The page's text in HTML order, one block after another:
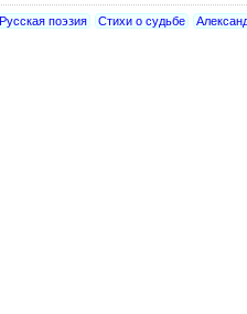
Русская поэзия Стихи о судьбе